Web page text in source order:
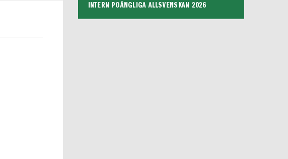
INTERN POÄNGLIGA ALLSVENSKAN 2026